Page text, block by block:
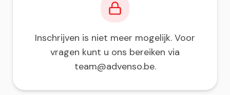
Inschrijven is niet meer mogelijk. Voor
vragen kunt u ons bereiken via
team@advenso.be.